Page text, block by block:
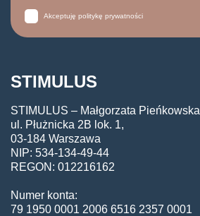
Akceptuję politykę prywatności
STIMULUS
STIMULUS – Małgorzata Pieńkowska
ul. Płużnicka 2B lok. 1,
03-184 Warszawa
NIP: 534-134-49-44
REGON: 012216162
Numer konta:
79 1950 0001 2006 6516 2357 0001